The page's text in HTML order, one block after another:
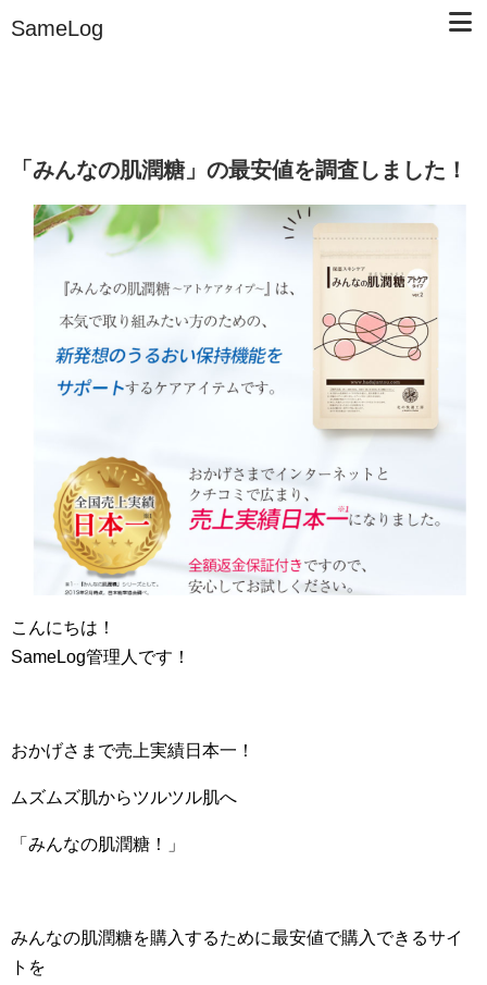
SameLog
「みんなの肌潤糖」の最安値を調査しました！
こんにちは！
SameLog管理人です！
おかげさまで売上実績日本一！
ムズムズ肌からツルツル肌へ
「みんなの肌潤糖！」
みんなの肌潤糖を購入するために最安値で購入できるサイ
トを